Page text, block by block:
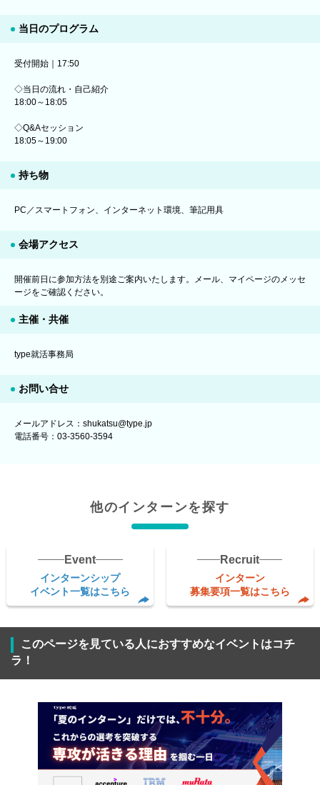
当日のプログラム
受付開始｜17:50
◇当日の流れ・自己紹介
18:00～18:05
◇Q&Aセッション
18:05～19:00
持ち物
PC／スマートフォン、インターネット環境、筆記用具
会場アクセス
開催前日に参加方法を別途ご案内いたします。メール、マイページのメッセ
ージをご確認ください。
主催・共催
type就活事務局
お問い合せ
メールアドレス：shukatsu@type.jp
電話番号：03-3560-3594
他のインターンを探す
Event
インターンシップ
イベント一覧はこちら
Recruit
インターン
募集要項一覧はこちら
このページを見ている人におすすめなイベントはコチ
ラ！